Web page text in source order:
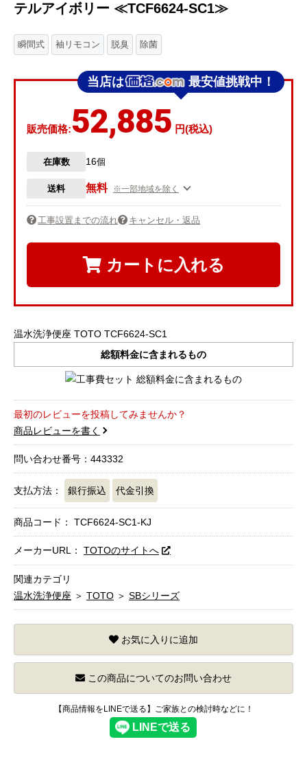
テルアイボリー ≪TCF6624-SC1≫
瞬間式 袖リモコン 脱臭 除菌
当店は 最安値挑戦中！
販売価格:52,885 円(税込)
在庫数 16個
送料 無料 ※一部地域を除く
工事設置までの流れ キャンセル・返品
カートに入れる
温水洗浄便座 TOTO TCF6624-SC1
総額料金に含まれるもの
最初のレビューを投稿してみませんか？
商品レビューを書く
問い合わせ番号：443332
支払方法： 銀行振込 代金引換
商品コード： TCF6624-SC1-KJ
メーカーURL： TOTOのサイトへ
関連カテゴリ
温水洗浄便座 ＞ TOTO ＞ SBシリーズ
お気に入りに追加
この商品についてのお問い合わせ
【商品情報をLINEで送る】ご家族との検討時などに！